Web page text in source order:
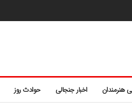
هنرمندان اخبار جنجالی حوادث روز